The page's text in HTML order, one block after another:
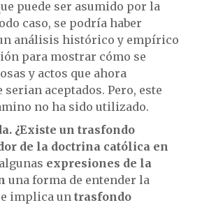
puede ser asumido por la
caso, se podría haber
análisis histórico y empírico
para mostrar cómo se
y actos que ahora
aceptados. Pero, este
no ha sido utilizado.
¿Existe un trasfondo
de la doctrina católica en
expresiones de la
una forma de entender la
implica un trasfondo